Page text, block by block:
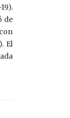
de
El